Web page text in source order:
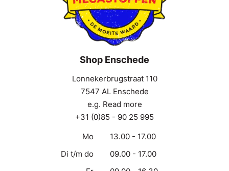
Shop Enschede
Lonnekerbrugstraat 110
7547 AL Enschede
e.g. Read more
+31 (0)85 - 90 25 995
Mo
13.00 - 17.00
Di t/m do
09.00 - 17.00